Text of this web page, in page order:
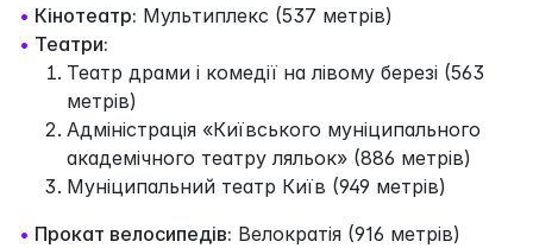
• Кінотеатр: Мультиплекс (537 метрів)
• Театри:
Театр драми і комедії на лівому березі (563
метрів)
Адміністрація «Київського муніципального
академічного театру ляльок» (886 метрів)
Муніципальний театр Київ (949 метрів)
• Прокат велосипедів: Велократія (916 метрів)